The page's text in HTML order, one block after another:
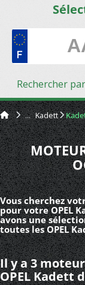
Kadett
Vous cherchez
pour votre OPEL
avons une
toutes les OPEL
Il y a 3
OPEL Kadett